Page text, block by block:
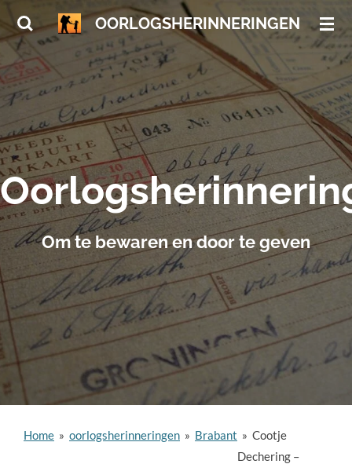
Ga
direct
naar
hoofdinhoud
OORLOGSHERINNERINGEN
Om te bewaren en door te geven
Home » oorlogsherinneringen » Brabant » Cootje
Dechering –